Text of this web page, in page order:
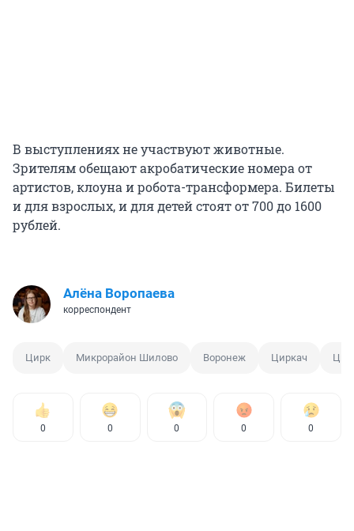
В выступлениях не участвуют животные.
Зрителям обещают акробатические номера от
артистов, клоуна и робота-трансформера. Билеты
и для взрослых, и для детей стоят от 700 до 1600
рублей.
Алёна Воропаева
корреспондент
Цирк Микрорайон Шилово Воронеж Циркач
0 0 0 0 0